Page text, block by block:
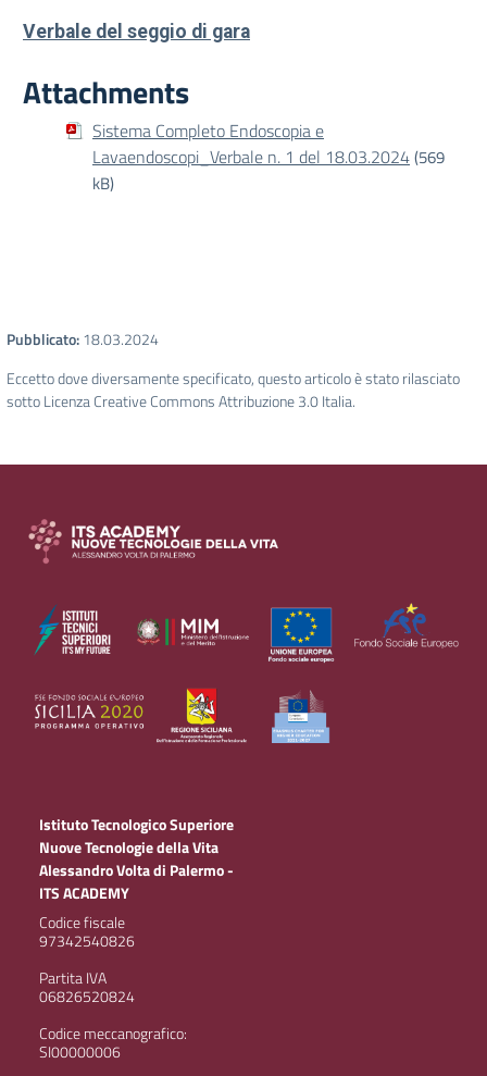
Verbale del seggio di gara
Attachments
Sistema Completo Endoscopia e
Lavaendoscopi_Verbale n. 1 del 18.03.2024(569
kB)
Pubblicato:18.03.2024
Eccetto dove diversamente specificato, questo articolo è stato rilasciato
sotto Licenza Creative Commons Attribuzione 3.0 Italia.
Istituto Tecnologico Superiore
Nuove Tecnologie della Vita
Alessandro Volta di Palermo -
ITS ACADEMY
Codice fiscale
97342540826
Partita IVA
06826520824
Codice meccanografico:
SI00000006